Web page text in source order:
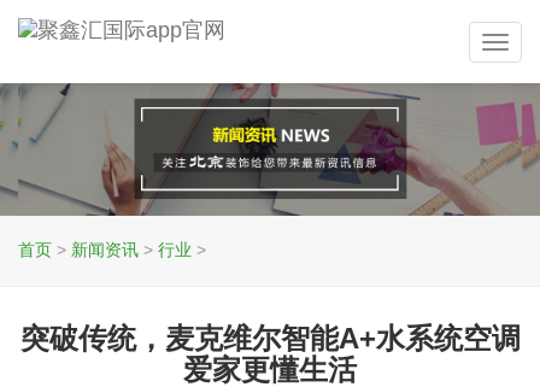
首页 > 新闻资讯 > 行业 >
突破传统，麦克维尔智能A+水系统空调
爱家更懂生活